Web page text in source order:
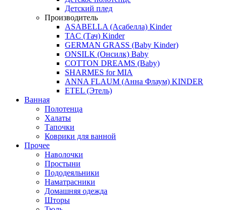
Детский плед
Производитель
ASABELLA (Асабелла) Kinder
TAC (Тач) Kinder
GERMAN GRASS (Baby Kinder)
ONSILK (Онсилк) Baby
COTTON DREAMS (Baby)
SHARMES for MIA
ANNA FLAUM (Анна Флаум) KINDER
ETEL (Этель)
Ванная
Полотенца
Халаты
Тапочки
Коврики для ванной
Прочее
Наволочки
Простыни
Пододеяльники
Наматрасники
Домашняя одежда
Шторы